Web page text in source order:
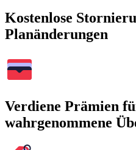
Kostenlose
Planänderungen
Verdiene Prämien
wahrgenommene